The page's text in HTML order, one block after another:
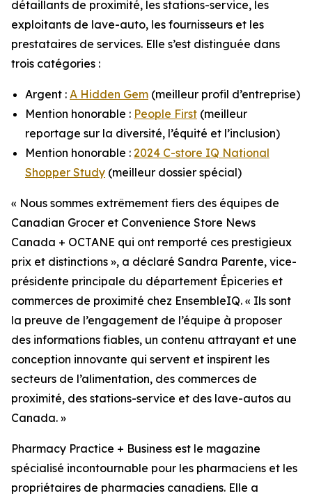
détaillants de proximité, les stations-service, les
exploitants de lave-auto, les fournisseurs et les
prestataires de services. Elle s’est distinguée dans
trois catégories :
Argent : A Hidden Gem (meilleur profil d’entreprise)
Mention honorable : People First (meilleur
reportage sur la diversité, l’équité et l’inclusion)
Mention honorable : 2024 C-store IQ National
Shopper Study (meilleur dossier spécial)
« Nous sommes extrêmement fiers des équipes de
Canadian Grocer et Convenience Store News
Canada + OCTANE qui ont remporté ces prestigieux
prix et distinctions », a déclaré Sandra Parente, vice-
présidente principale du département Épiceries et
commerces de proximité chez EnsembleIQ. « Ils sont
la preuve de l’engagement de l’équipe à proposer
des informations fiables, un contenu attrayant et une
conception innovante qui servent et inspirent les
secteurs de l’alimentation, des commerces de
proximité, des stations-service et des lave-autos au
Canada. »
Pharmacy Practice + Business est le magazine
spécialisé incontournable pour les pharmaciens et les
propriétaires de pharmacies canadiens. Elle a